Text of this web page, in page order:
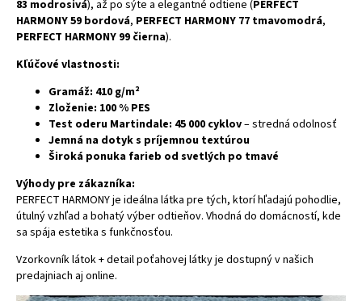
83 modrosivá), až po sýte a elegantné odtiene (PERFECT
HARMONY 59 bordová, PERFECT HARMONY 77 tmavomodrá,
PERFECT HARMONY 99 čierna).
Kľúčové vlastnosti:
Gramáž: 410 g/m²
Zloženie: 100 % PES
Test oderu Martindale: 45 000 cyklov– stredná odolnosť
Jemná na dotyk s príjemnou textúrou
Široká ponuka farieb od svetlých po tmavé
Výhody pre zákazníka:
PERFECT HARMONY je ideálna látka pre tých, ktorí hľadajú pohodlie,
útulný vzhľad a bohatý výber odtieňov. Vhodná do domácností, kde
sa spája estetika s funkčnosťou.
Vzorkovník látok + detail poťahovej látky je dostupný v našich
predajniach aj online.